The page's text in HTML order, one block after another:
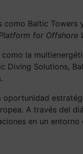
Baltic
for Offshore
la
Solutions,
A través del
en un